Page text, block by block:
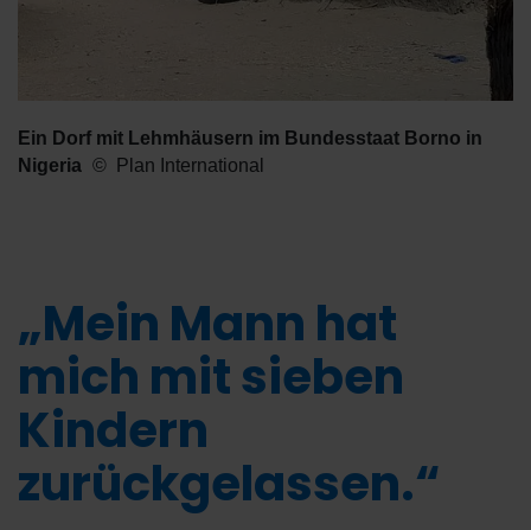
Ein Dorf mit Lehmhäusern im Bundesstaat Borno in
Nigeria
Plan International
„Mein Mann hat
mich mit sieben
Kindern
zurückgelassen.“